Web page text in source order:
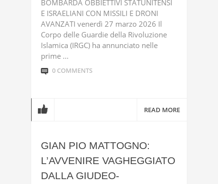
BOMBARDA OBBIETTIVI STATUNITENSI
E ISRAELIANI CON MISSILI E DRONI
AVANZATI venerdì 27 marzo 2026 Il
Corpo delle Guardie della Rivoluzione
Islamica (IRGC) ha annunciato nelle
prime ...
0 COMMENTS
READ MORE
GIAN PIO MATTOGNO:
L’AVVENIRE VAGHEGGIATO
DALLA GIUDEO-